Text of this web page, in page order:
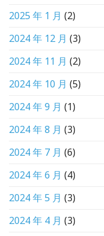
2025 年 1 月 (2)
2024 年 12 月 (3)
2024 年 11 月 (2)
2024 年 10 月 (5)
2024 年 9 月 (1)
2024 年 8 月 (3)
2024 年 7 月 (6)
2024 年 6 月 (4)
2024 年 5 月 (3)
2024 年 4 月 (3)